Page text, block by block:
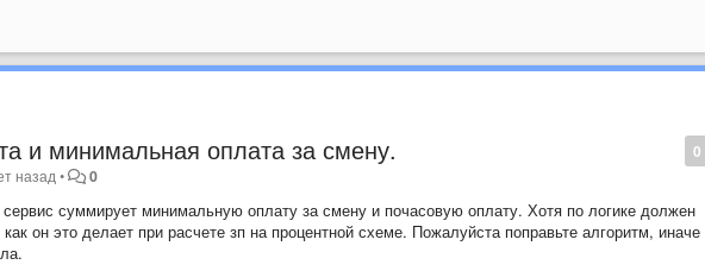
0
и минимальная оплата за смену.
назад• 0
суммирует минимальную оплату за смену и почасовую оплату. Хотя по логике должен
он это делает при расчете зп на процентной схеме. Пожалуйста поправьте алгоритм, иначе